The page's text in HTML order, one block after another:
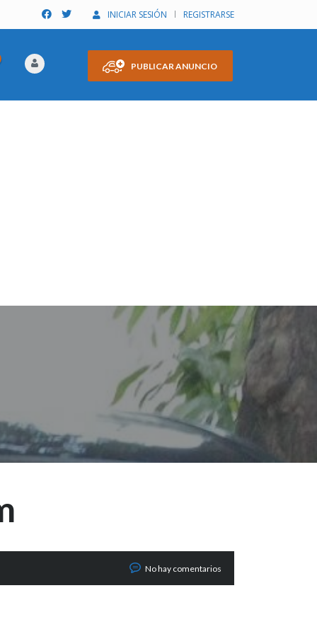
INICIAR SESIÓN REGISTRARSE
PUBLICAR ANUNCIO
No hay comentarios